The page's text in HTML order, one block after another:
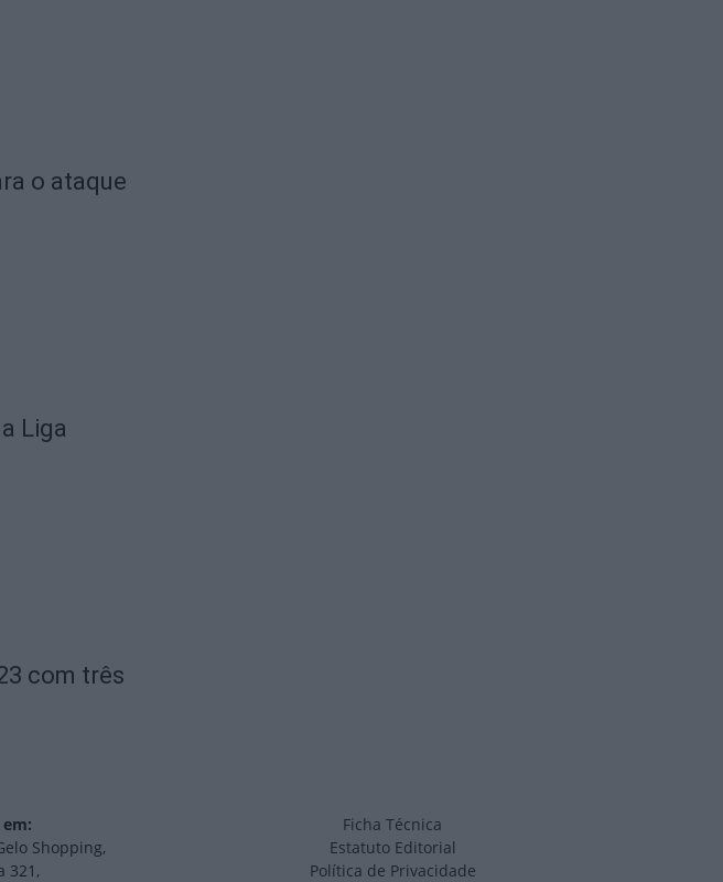
o ataque
Liga
com três
Shopping,
321,
Ficha Técnica
Estatuto Editorial
Política de Privacidade